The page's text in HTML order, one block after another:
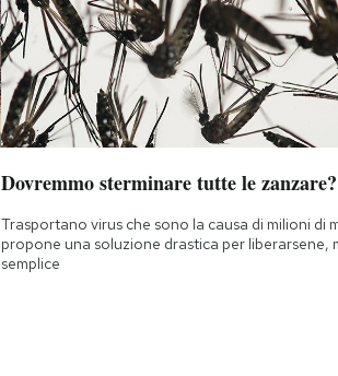
Dovremmo sterminare tutte le zanzare?
Trasportano virus che sono la causa di milioni di
propone una soluzione drastica per liberarsene,
semplice